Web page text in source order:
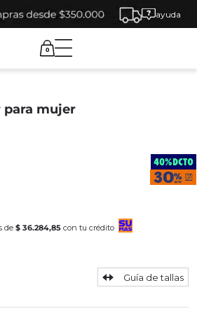
ayuda
0
para mujer
de $ 36.284,85 con tu crédito
Guía de tallas